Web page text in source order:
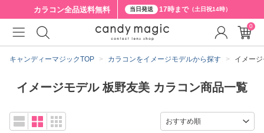
カラコン全品送料無料 当日発送 17時まで（土日祝14時）
キャンディーマジックTOP カラコンをイメージモデルから探す イメー
イメージモデル 板野友美 カラコン商品一覧
0